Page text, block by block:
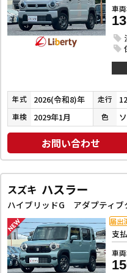
車
年式 2026(令和8)年 走行
車検 2029年1月 色
お問い合わせ
スズキ ハスラー
支
車
届出